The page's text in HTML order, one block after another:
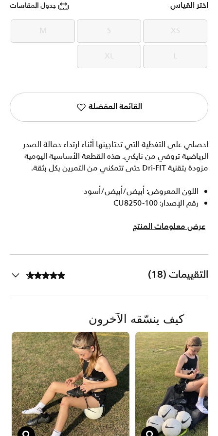
اختر القياس جدول المقاسات
XS
XS
S
S
M
M
L
L
XL
XL
القائمة المفضلة
احصلي على التغطية التي تحتاجينها أثناء ارتداء حمالة الصدر
الرياضية تروفي من نايكي. هذه القطعة الأساسية اليومية
مزودة بتقنية Dri-FIT حتى تتمكني من التمرين بكل بثقة.
اللون المعروض: أبيض/أبيض/أسود
رقم الإصدار: CU8250-100
عرض معلومات المنتج
التقييمات (18)